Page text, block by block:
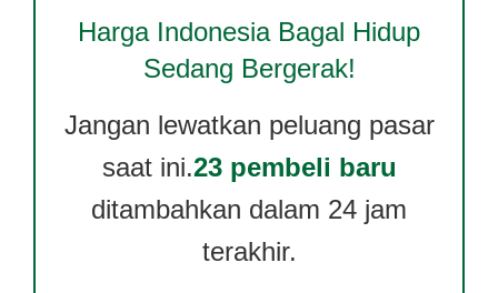
Harga Indonesia Bagal Hidup
Sedang Bergerak!
Jangan lewatkan peluang pasar
saat ini.23 pembeli baru
ditambahkan dalam 24 jam
terakhir.